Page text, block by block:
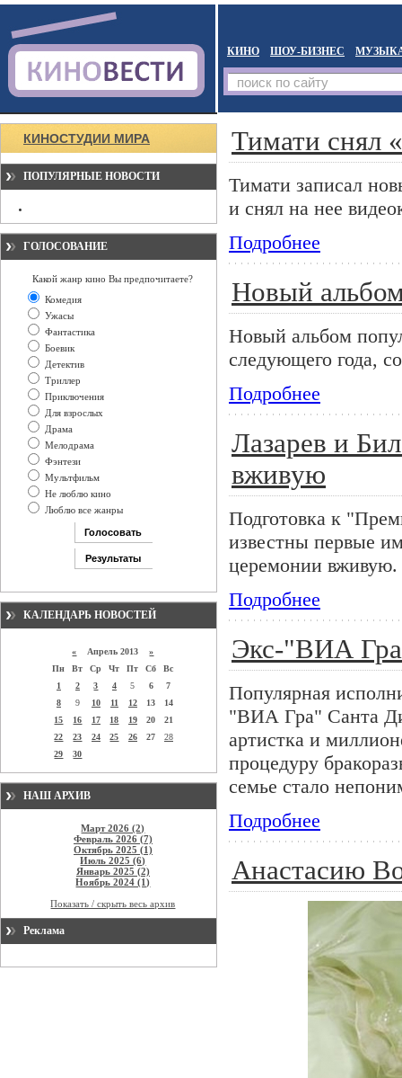
КИНО ШОУ-БИЗНЕС
КИНОСТУДИИ МИРА
ПОПУЛЯРНЫЕ НОВОСТИ
ГОЛОСОВАНИЕ
Какой жанр кино Вы предпочитаете?
Комедия
Ужасы
Фантастика
Боевик
Детектив
Триллер
Приключения
Для взрослых
Драма
Мелодрама
Фэнтези
Мультфильм
Не люблю кино
Люблю все жанры
КАЛЕНДАРЬ НОВОСТЕЙ
« Апрель 2013»
Пн
Вт Ср Чт Пт Сб
Вс
1
2 3 4 5 6
7
8
9 10 11 12 13
14
15
16 17 18 19 20
21
22
23 24 25 26 27
28
29
30
НАШ АРХИВ
Март 2026 (2)
Февраль 2026 (7)
Октябрь 2025 (1)
Июль 2025 (6)
Январь 2025 (2)
Ноябрь 2024 (1)
Показать / скрыть весь архив
Реклама
Тимати снял
Тимати записал
и снял на нее
Подробнее
Новый
Новый альбом
следующего года,
Подробнее
Лазарев и
вживую
Подготовка к
известны первые
церемонии вживую.
Подробнее
Экс-"ВИА
Популярная
"ВИА Гра" Санта
артистка и
процедуру
семье стало
Подробнее
Анастасию